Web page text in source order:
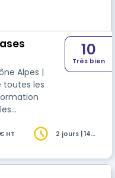
Alpes |
formation
des
10
Très bien
HT
2 jours | 14